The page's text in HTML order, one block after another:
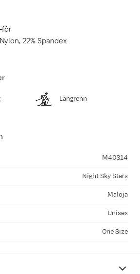
fôr
22% Spandex
M40314
Night Sky Stars
Maloja
Unisex
One Size
Langrenn